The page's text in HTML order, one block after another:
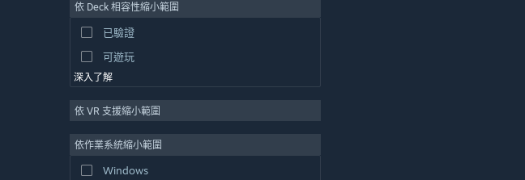
影像製作
圖片編輯
依 Deck 相容性縮小範圍
已驗證
可遊玩
深入了解
依 VR 支援縮小範圍
依作業系統縮小範圍
Windows